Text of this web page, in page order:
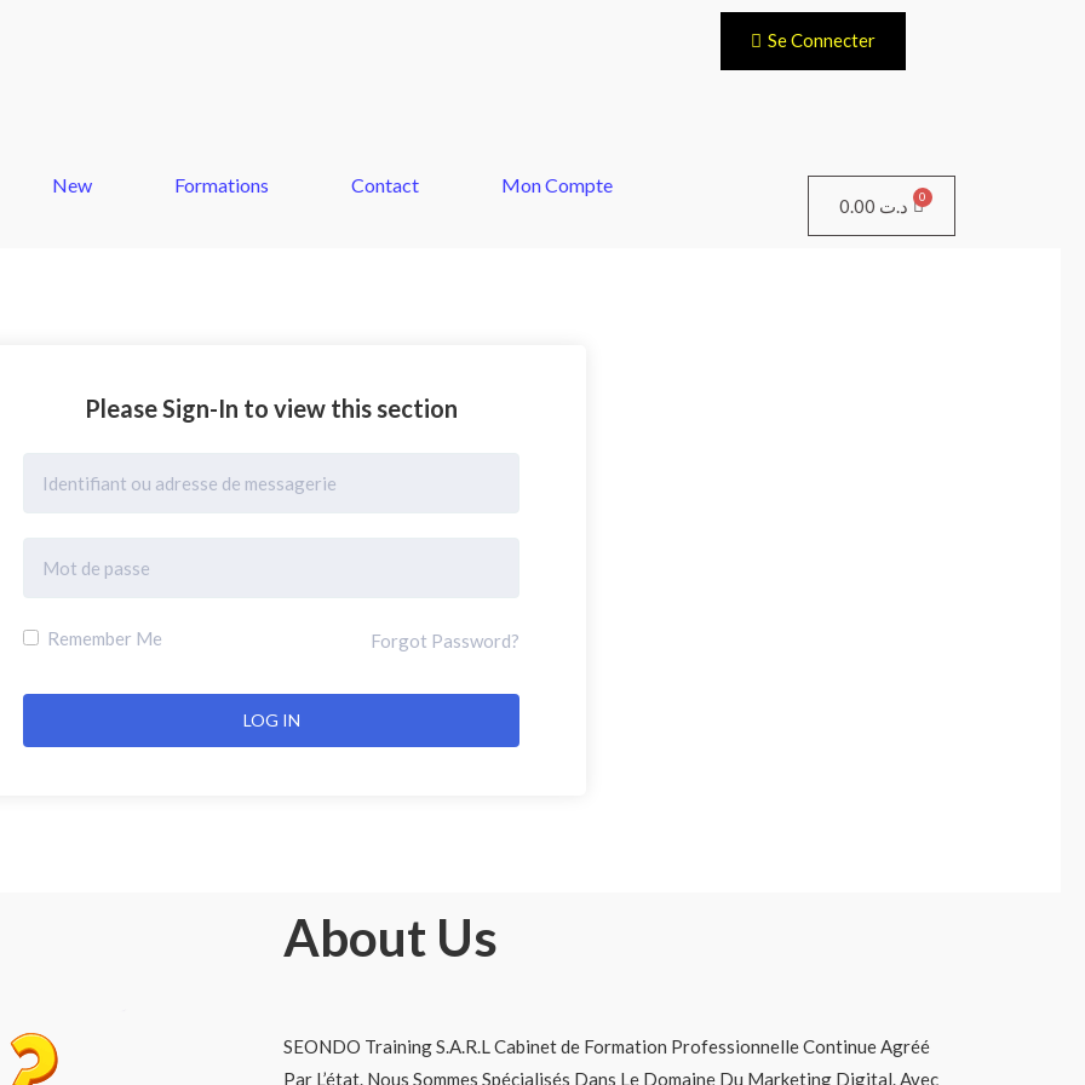
Se Connecter
New Formations Contact Mon Compte
0.00 د.ت Panier
Please Sign-In to view this section
Remember Me Forgot Password?
About Us
SEONDO Training S.A.R.L Cabinet de Formation Professionnelle Continue Agréé
Par L’état. Nous Sommes Spécialisés Dans Le Domaine Du Marketing Digital. Avec